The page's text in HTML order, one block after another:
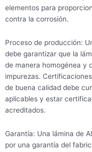
elementos para
contra la corrosión.
Proceso de producción:
debe garantizar que la
de manera homogénea y
impurezas.
de buena calidad debe
aplicables y estar
acreditados.
Garantía: Una lámina de
por una garantía del